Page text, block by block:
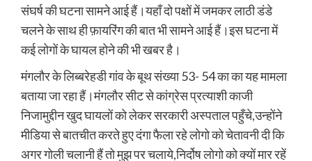
संघर्ष की घटना सामने आई हैं।यहाँ दो पक्षों में जमकर लाठी डंडे
चलने के साथ ही फ़ायरिंग की बात भी सामने आई हैं।इस घटना में
कई लोगों के घायल होने की भी खबर है।
मंगलौर के लिब्बरेहडी गांव के बूथ संख्या 53- 54 का का यह मामला
बताया जा रहा हैं।मंगलौर सीट से कांग्रेस प्रत्याशी काजी
निजामुद्दीन खुद घायलों को लेकर सरकारी अस्पताल पहुँचे,उन्होंने
मीडिया से बातचीत करते हुए दंगा फैला रहे लोगो को चेतावनी दी कि
अगर गोली चलानी हैं तो मुझ पर चलाये,निर्दोष लोगो को क्यों मार रहें